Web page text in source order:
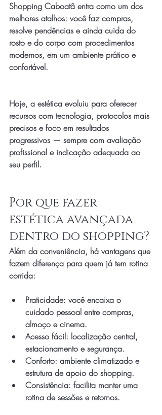
Shopping Caboatã entra como um dos
melhores atalhos: você faz compras,
resolve pendências e ainda cuida do
rosto e do corpo com procedimentos
modernos, em um ambiente prático e
confortável.
Hoje, a estética evoluiu para oferecer
recursos com tecnologia, protocolos mais
precisos e foco em resultados
progressivos — sempre com avaliação
profissional e indicação adequada ao
seu perfil.
Por que fazer
estética avançada
dentro do shopping?
Além da conveniência, há vantagens que
fazem diferença para quem já tem rotina
corrida:
Praticidade: você encaixa o
cuidado pessoal entre compras,
almoço e cinema.
Acesso fácil: localização central,
estacionamento e segurança.
Conforto: ambiente climatizado e
estrutura de apoio do shopping.
Consistência: facilita manter uma
rotina de sessões e retornos.